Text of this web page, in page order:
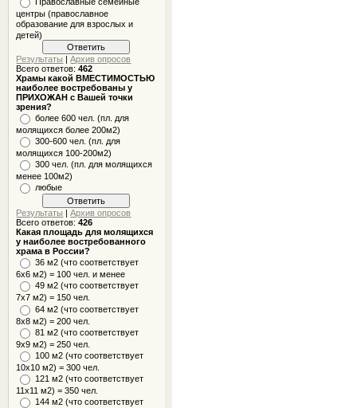
центры (православное
образование для взрослых и
детей)
Результаты |Архив опросов
Всего ответов:462
Храмы какой ВМЕСТИМОСТЬЮ
наиболее востребованы у
ПРИХОЖАН с Вашей точки
зрения?
более 600 чел. (пл. для
молящихся более 200м2)
300-600 чел. (пл. для
молящихся 100-200м2)
300 чел. (пл. для молящихся
менее 100м2)
любые
Результаты |Архив опросов
Всего ответов:426
Какая площадь для молящихся
у наиболее востребованного
храма в России?
36 м2 (что соответствует
6x6 м2) = 100 чел. и менее
49 м2 (что соответствует
7x7 м2) = 150 чел.
64 м2 (что соответствует
8x8 м2) = 200 чел.
81 м2 (что соответствует
9х9 м2) = 250 чел.
100 м2 (что соответствует
10x10 м2) = 300 чел.
121 м2 (что соответствует
11х11 м2) = 350 чел.
144 м2 (что соответствует